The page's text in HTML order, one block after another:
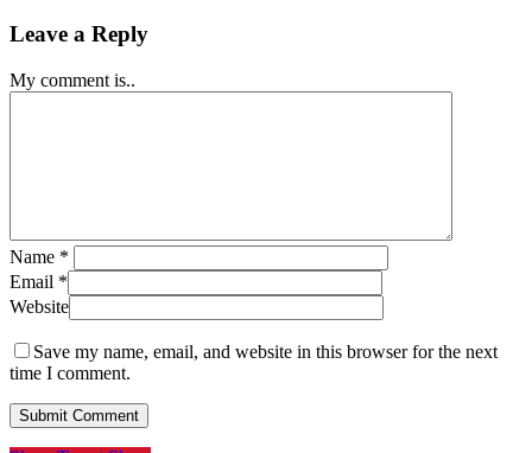
Leave a Reply
My comment is..
Name *
Email *
Website
Save my name, email, and website in this browser for the next
time I comment.